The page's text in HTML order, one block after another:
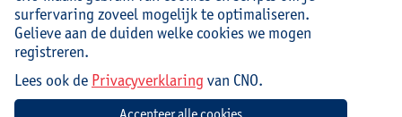
Cursusmateriaal inbegrepen
Jouw bijdrage: 66 EUR.
Inlichtingen bij: Carolyn Smout, 03 265 29 73,
surfervaring zoveel mogelijk te optimaliseren.
Gelieve aan de duiden welke cookies we mogen
registreren.
Lees ook de Privacyverklaring van CNO.